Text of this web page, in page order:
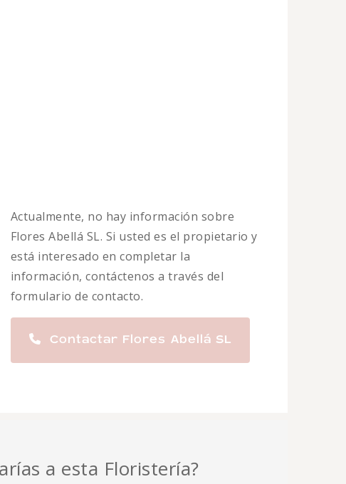
Actualmente, no hay información sobre
Flores Abellá SL. Si usted es el propietario y
está interesado en completar la
información, contáctenos a través del
formulario de contacto.
Contactar Flores Abellá SL
a esta Floristería?